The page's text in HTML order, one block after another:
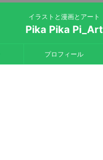
イラストと漫画とアート
Pika Pika Pi_Art
プロフィール